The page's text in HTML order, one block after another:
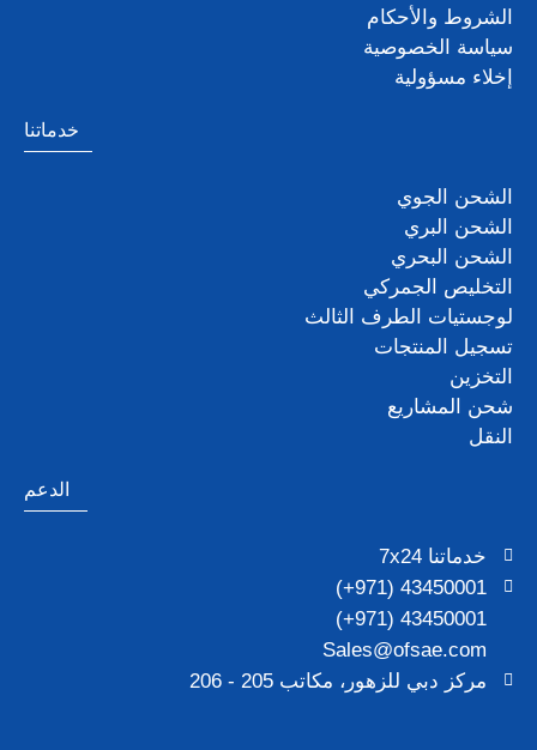
الشروط والأحكام
سياسة الخصوصية
إخلاء مسؤولية
خدماتنا
الشحن الجوي
الشحن البري
الشحن البحري
التخليص الجمركي
لوجستيات الطرف الثالث
تسجيل المنتجات
التخزين
شحن المشاريع
النقل
الدعم
خدماتنا 7x24
43450001 (971+)
43450001 (971+)
Sales@ofsae.com
مركز دبي للزهور، مكاتب 205 - 206